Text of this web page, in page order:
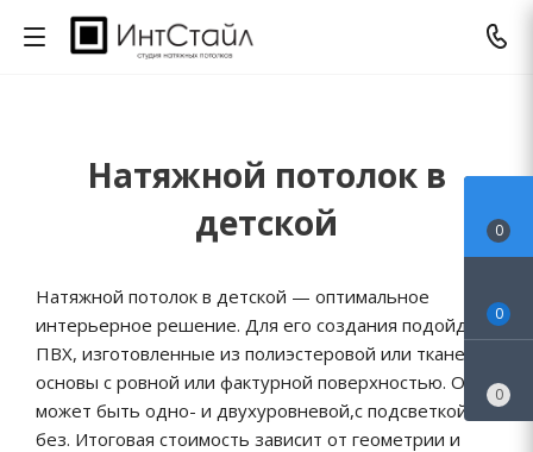
Натяжной потолок в
детской
Натяжной потолок в детской — оптимальное
интерьерное решение. Для его создания подойдет
ПВХ, изготовленные из полиэстеровой или тканевой
основы с ровной или фактурной поверхностью. Он
может быть одно- и двухуровневой,с подсветкой и
без. Итоговая стоимость зависит от геометрии и
0
0
0